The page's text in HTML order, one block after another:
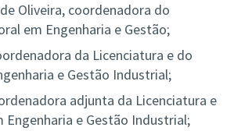
Oliveira, coordenadora do
em Engenharia e Gestão;
da Licenciatura e do
e Gestão Industrial;
adjunta da Licenciatura e
Engenharia e Gestão Industrial;